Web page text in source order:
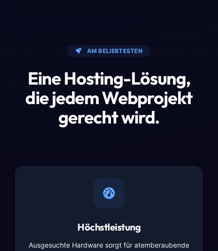
AM BELIEBTESTEN
Eine Hosting-Lösung,
die jedem Webprojekt
gerecht wird.
Höchstleistung
Ausgesuchte Hardware sorgt für atemberaubende